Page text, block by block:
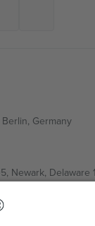
Germany
Newark, Delaware